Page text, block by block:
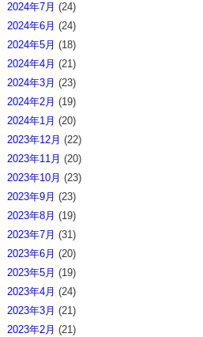
2024年7月 (24)
2024年6月 (24)
2024年5月 (18)
2024年4月 (21)
2024年3月 (23)
2024年2月 (19)
2024年1月 (20)
2023年12月 (22)
2023年11月 (20)
2023年10月 (23)
2023年9月 (23)
2023年8月 (19)
2023年7月 (31)
2023年6月 (20)
2023年5月 (19)
2023年4月 (24)
2023年3月 (21)
2023年2月 (21)